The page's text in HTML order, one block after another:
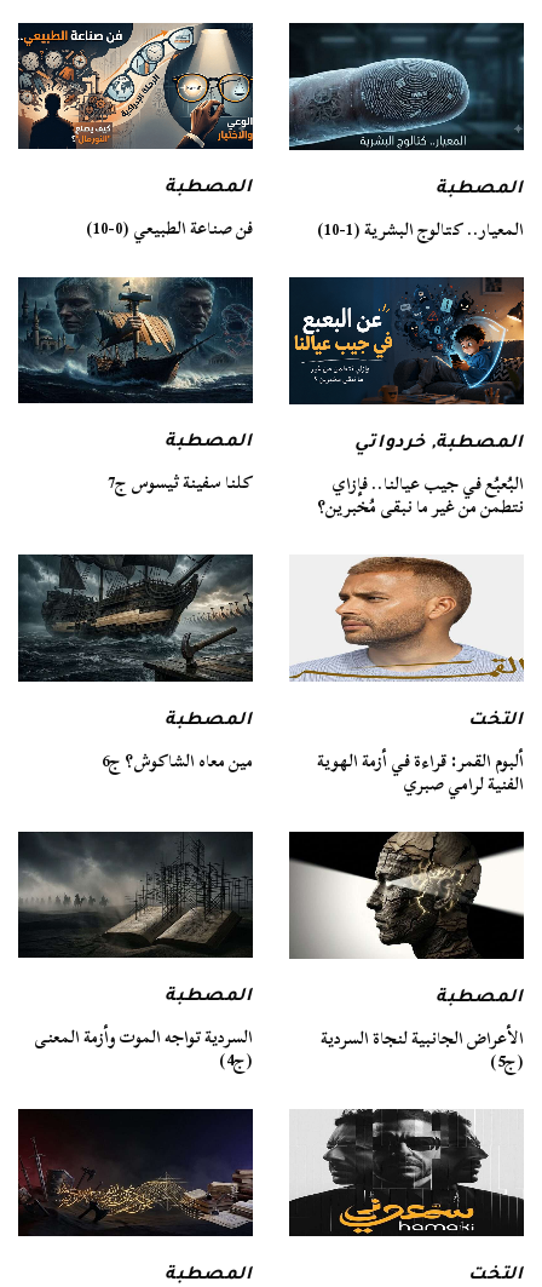
المصطبة
المعيار.. كتالوج البشرية (1-10)
المصطبة
فن صناعة الطبيعي (0-10)
المصطبة,خردواتي
البُعبُع في جيب عيالنا.. فإزاي
نتطمن من غير ما نبقى مُخبرين؟
المصطبة
كلنا سفينة ثيسوس ج7
التخت
ألبوم القمر: قراءة في أزمة الهوية
الفنية لرامي صبري
المصطبة
مين معاه الشاكوش؟ ج6
المصطبة
الأعراض الجانبية لنجاة السردية
(ج5)
المصطبة
السردية تواجه الموت وأزمة المعنى
(ج4)
التخت المصطبة